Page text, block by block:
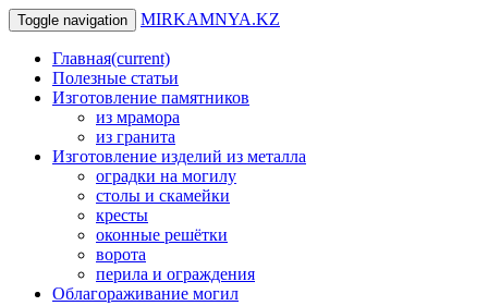
Toggle navigation MIRKAMNYA.KZ
Главная(current)
Полезные статьи
Изготовление памятников
из мрамора
из гранита
Изготовление изделий из металла
оградки на могилу
столы и скамейки
кресты
оконные решётки
ворота
перила и ограждения
Облагораживание могил